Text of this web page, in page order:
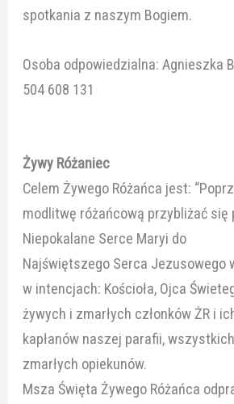
spotkania z naszym Bogiem.
Osoba odpowiedzialna: Agnieszka
504 608 131
Żywy Różaniec
Celem Żywego Różańca jest:
modlitwę różańcową przybliżać się
Niepokalane Serce Maryi do
Najświętszego Serca Jezusowego
w intencjach: Kościoła, Ojca
żywych i zmarłych członków ŻR i
kapłanów naszej parafii,
zmarłych opiekunów.
Msza Święta Żywego Różańca